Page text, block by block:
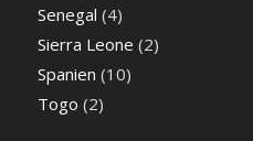
Senegal (4)
Sierra Leone (2)
Spanien (10)
Togo (2)